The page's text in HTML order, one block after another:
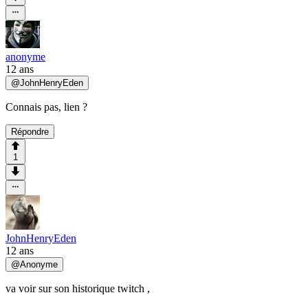
anonyme
12 ans
@JohnHenryEden
Connais pas, lien ?
Répondre
1
JohnHenryEden
12 ans
@Anonyme
va voir sur son historique twitch ,